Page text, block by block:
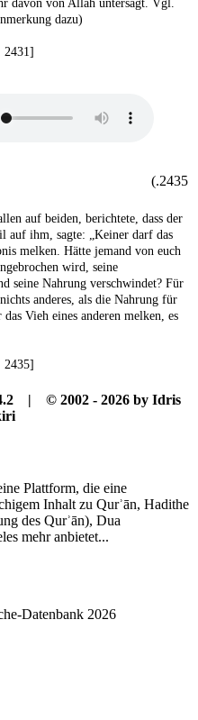
davon von Allah untersagt. Vgl.
dazu)
2431]
2435.)
auf beiden, berichtete, dass der
auf ihm, sagte: „Keiner darf das
melken. Hätte jemand von euch
wird, seine
seine Nahrung verschwindet? Für
anderes, als die Nahrung für
Vieh eines anderen melken, es
2435]
| © 2002 - 2026 by Idris
Plattform, die eine
Inhalt zu Qurʾān, Hadithe
des Qurʾān), Dua
mehr anbietet...
Datenbank 2026